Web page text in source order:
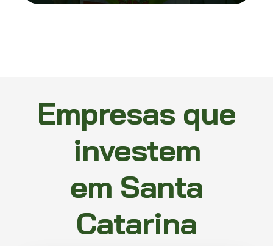
Empresas que
investem
em Santa
Catarina